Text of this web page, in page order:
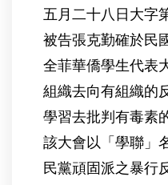
五月二十八日大字
被告張克勤確於民
全菲華僑學生代表
組織去向有組織的
學習去批判有毒素
該大會以「學聯」
民黨頑固派之暴行